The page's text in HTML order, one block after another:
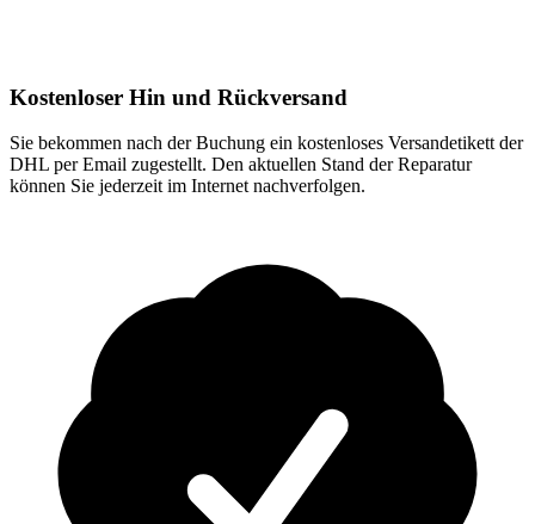
Kostenloser Hin und Rückversand
Sie bekommen nach der Buchung ein kostenloses Versandetikett der
DHL per Email zugestellt. Den aktuellen Stand der Reparatur
können Sie jederzeit im Internet nachverfolgen.